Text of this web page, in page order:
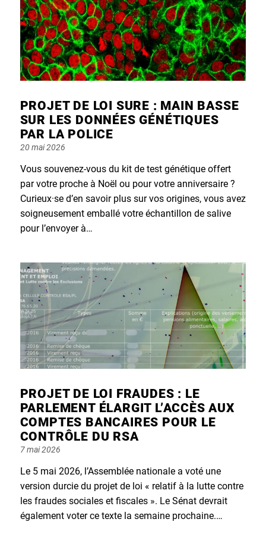
PROJET DE LOI SURE : MAIN BASSE
SUR LES DONNÉES GÉNÉTIQUES
PAR LA POLICE
Posted
on
20 mai 2026
Vous souvenez-vous du kit de test génétique offert
par votre proche à Noël ou pour votre anniversaire ?
Curieux·se d’en savoir plus sur vos origines, vous avez
soigneusement emballé votre échantillon de salive
pour l’envoyer à…
PROJET DE LOI FRAUDES : LE
PARLEMENT ÉLARGIT L’ACCÈS AUX
COMPTES BANCAIRES POUR LE
CONTRÔLE DU RSA
Posted
on
7 mai 2026
Le 5 mai 2026, l’Assemblée nationale a voté une
version durcie du projet de loi « relatif à la lutte contre
les fraudes sociales et fiscales ». Le Sénat devrait
également voter ce texte la semaine prochaine.…